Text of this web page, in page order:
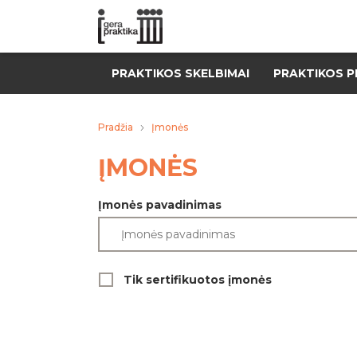
PRAKTIKOS SKELBIMAI PRAKTIKOS
Pradžia Įmonės
ĮMONĖS
Įmonės pavadinimas
Tik sertifikuotos įmonės